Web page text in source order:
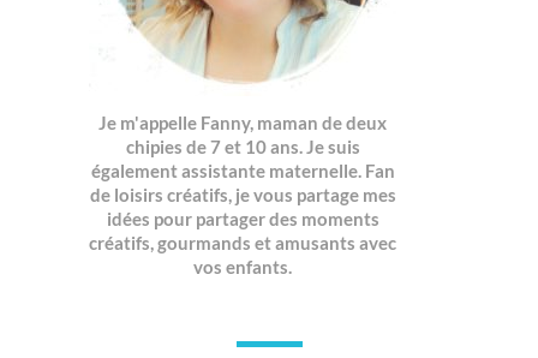
Je m'appelle Fanny, maman de deux
chipies de 7 et 10 ans. Je suis
également assistante maternelle. Fan
de loisirs créatifs, je vous partage mes
idées pour partager des moments
créatifs, gourmands et amusants avec
vos enfants.